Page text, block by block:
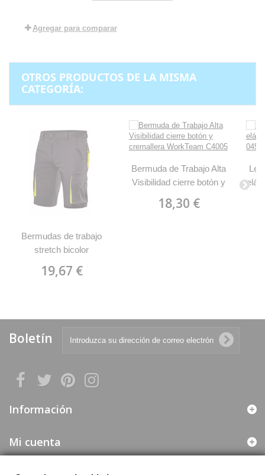
Agregar para comparar
OTROS PRODUCTOS DE LA MISMA
CATEGORÍA:
Bermudas de trabajo
stretch bicolor
103010S
19,67 €
Bermuda de Trabajo Alta
Visibilidad cierre botón y
C4005
18,30 €
Boletín
Información
Mi cuenta